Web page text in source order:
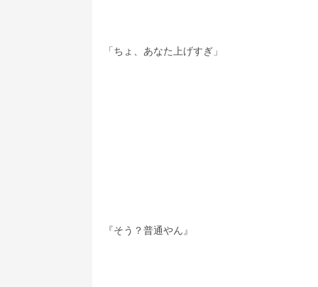
「ちょ、あなた上げすぎ」
『そう？普通やん』